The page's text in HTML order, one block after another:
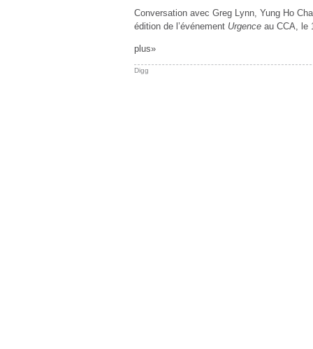
Conversation avec Greg Lynn, Yung Ho
édition de l’événement Urgence au CCA, le
plus»
Digg